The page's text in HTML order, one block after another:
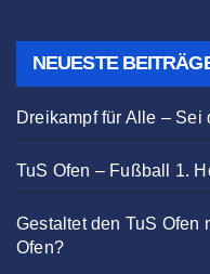
NEUESTE
Dreikampf für Alle – Sei
TuS Ofen – Fußball 1.
Gestaltet den TuS Ofen
Ofen?